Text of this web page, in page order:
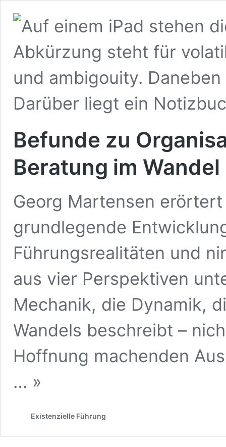
Befunde zu
Beratung im Wandel
Georg Martensen
grundlegende
Führungsrealitäten und
aus vier Perspektiven
Mechanik, die Dynamik,
Wandels beschreibt –
Hoffnung machenden
… »
Existenzielle Führung